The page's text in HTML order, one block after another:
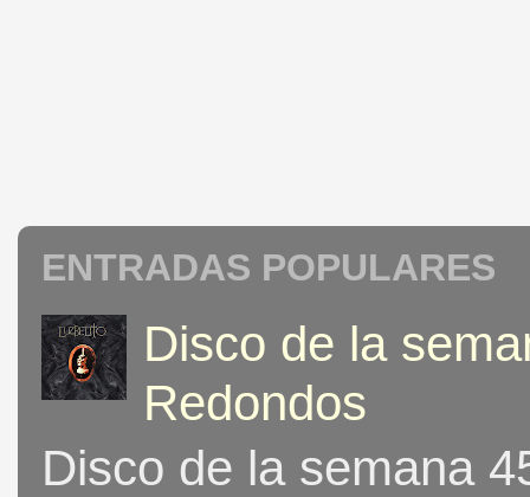
ENTRADAS POPULARES
Disco de la
Redondos
Disco de la semana